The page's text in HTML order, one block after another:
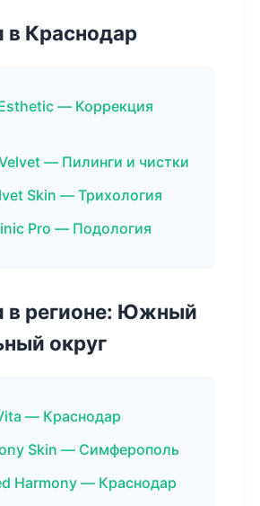
в Краснодар
— Коррекция
— Пилинги и чистки
Skin — Трихология
Pro — Подология
в регионе: Южный
округ
— Краснодар
Skin — Симферополь
Harmony — Краснодар